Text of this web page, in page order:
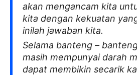
akan mengancam kita
kita dengan kekuatan
inilah jawaban kita.
Selama banteng –
masih mempunyai darah
dapat membikin secarik